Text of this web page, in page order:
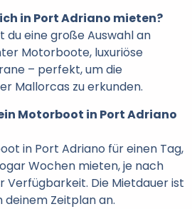
in Port Adriano mieten?
du eine große Auswahl an
Motorboote, luxuriöse
– perfekt, um die
Mallorcas zu erkunden.
Motorboot in Port Adriano
in Port Adriano für einen Tag,
Wochen mieten, je nach
Verfügbarkeit. Die Mietdauer ist
deinem Zeitplan an.